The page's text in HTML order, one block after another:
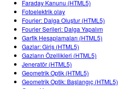
Faraday Kanunu (HTML5)
Fotoelektrik olay
Fourier: Dalga Oluştur (HTML5)
Fourier Serileri: Dalga Yapalım
Garfik Hesaplamaları (HTML5)
Gazlar: Giriş (HTML5)
Gazların Özellikleri (HTML5)
Jeneratör (HTML5)
Geometrik Optik (HTML5)
Geometrik Optik: Başlangıç (HTML5)